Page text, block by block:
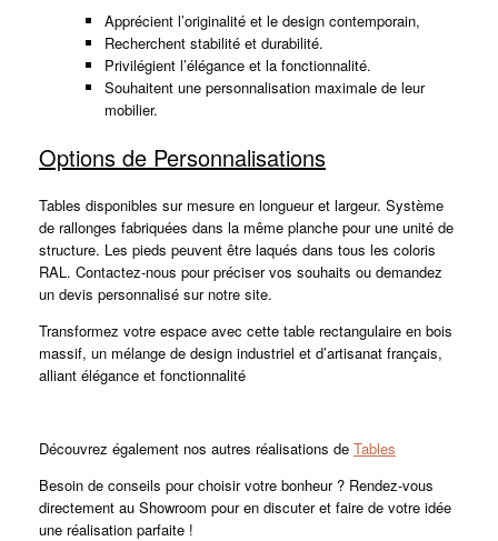
Apprécient l’originalité et le design contemporain,
Recherchent stabilité et durabilité.
Privilégient l’élégance et la fonctionnalité.
Souhaitent une personnalisation maximale de leur
mobilier.
Options de Personnalisations
Tables disponibles sur mesure en longueur et largeur. Système
de rallonges fabriquées dans la même planche pour une unité de
structure. Les pieds peuvent être laqués dans tous les coloris
RAL. Contactez-nous pour préciser vos souhaits ou demandez
un devis personnalisé sur notre site.
Transformez votre espace avec cette table rectangulaire en bois
massif, un mélange de design industriel et d’artisanat français,
alliant élégance et fonctionnalité
Découvrez également nos autres réalisations de Tables
Besoin de conseils pour choisir votre bonheur ? Rendez-vous
directement au Showroom pour en discuter et faire de votre idée
une réalisation parfaite !